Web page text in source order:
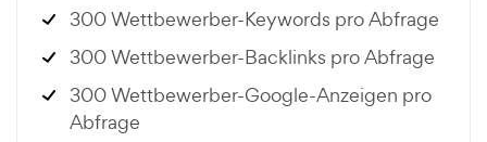
300 Wettbewerber-Keywords pro Abfrage
300 Wettbewerber-Backlinks pro Abfrage
300 Wettbewerber-Google-Anzeigen pro
Abfrage